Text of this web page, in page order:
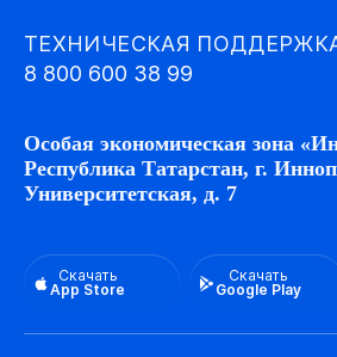
ТЕХНИЧЕСКАЯ
8 800 600 38 99
Особая экономическая зона
Республика Татарстан, г.
Университетская, д. 7
Скачать
App Store
Скачать
Google Play